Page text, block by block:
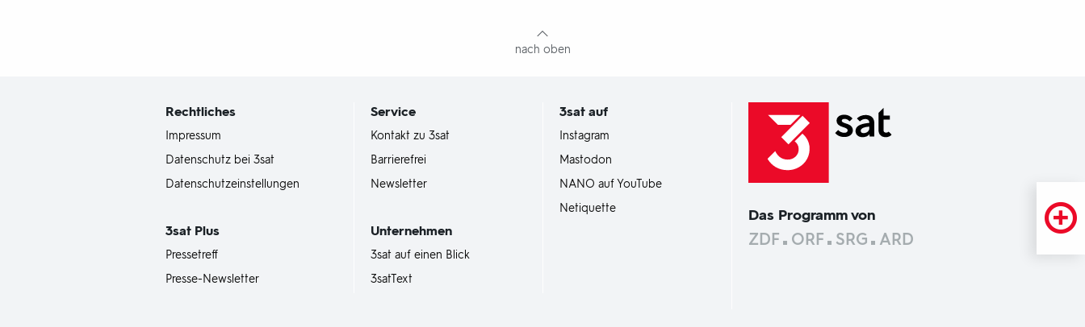
nach oben
Rechtliches
Impressum
Datenschutz bei 3sat
Datenschutzeinstellungen
3satPlus
Pressetreff
Presse-Newsletter
Service
Kontakt zu 3sat
Barrierefrei
Newsletter
Unternehmen
3sat auf einen Blick
3satText
3sat auf
Instagram
Mastodon
NANO auf YouTube
Netiquette
Das Programm von
ZDF ORF SRG ARD